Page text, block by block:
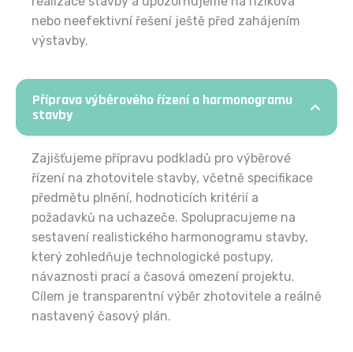
nebo neefektivní řešení ještě před zahájením
výstavby.
Příprava výběrového řízení a harmonogramu
stavby
Zajišťujeme přípravu podkladů pro výběrové
řízení na zhotovitele stavby, včetně specifikace
předmětu plnění, hodnoticích kritérií a
požadavků na uchazeče. Spolupracujeme na
sestavení realistického harmonogramu stavby,
který zohledňuje technologické postupy,
návaznosti prací a časová omezení projektu.
Cílem je transparentní výběr zhotovitele a reálně
nastavený časový plán.